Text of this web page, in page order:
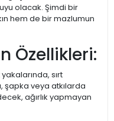
olacak. Şimdi bir
hem de bir mazlumun
Özellikleri:
sırt
şapka veya atkılarda
ağırlık yapmayan